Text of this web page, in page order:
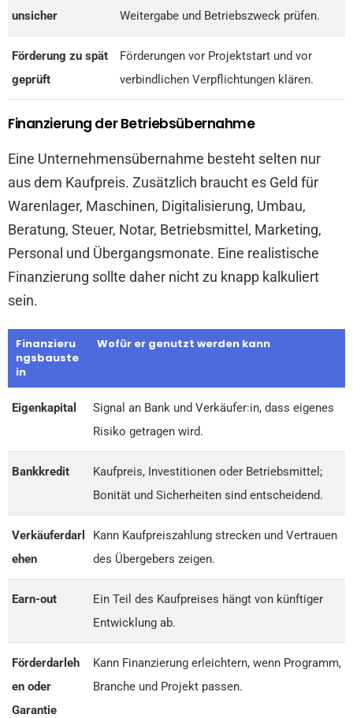
unsicher
Weitergabe und Betriebszweck prüfen.
Förderung zu spät
geprüft
Förderungen vor Projektstart und vor
verbindlichen Verpflichtungen klären.
Finanzierung der Betriebsübernahme
Eine Unternehmensübernahme besteht selten nur
aus dem Kaufpreis. Zusätzlich braucht es Geld für
Warenlager, Maschinen, Digitalisierung, Umbau,
Beratung, Steuer, Notar, Betriebsmittel, Marketing,
Personal und Übergangsmonate. Eine realistische
Finanzierung sollte daher nicht zu knapp kalkuliert
sein.
Finanzieru
ngsbauste
in
Wofür er genutzt werden kann
Eigenkapital
Signal an Bank und Verkäufer:in, dass eigenes
Risiko getragen wird.
Bankkredit
Kaufpreis, Investitionen oder Betriebsmittel;
Bonität und Sicherheiten sind entscheidend.
Verkäuferdarl
ehen
Kann Kaufpreiszahlung strecken und Vertrauen
des Übergebers zeigen.
Earn-out
Ein Teil des Kaufpreises hängt von künftiger
Entwicklung ab.
Förderdarleh
en oder
Garantie
Kann Finanzierung erleichtern, wenn Programm,
Branche und Projekt passen.